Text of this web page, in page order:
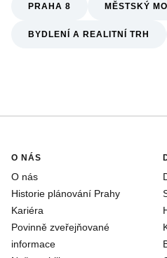
PRAHA 8 MĚSTSKÝ
BYDLENÍ A REALITNÍ TRH
O NÁS
O nás
Historie plánování Prahy
Kariéra
Povinně zveřejňované
informace